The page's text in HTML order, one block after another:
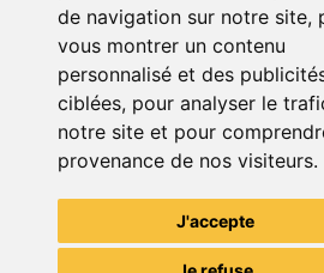
de navigation sur notre site,
vous montrer un contenu
personnalisé et des
ciblées, pour analyser le
notre site et pour
provenance de nos visiteurs.
J'accepte
8.00€ 0
Eaglemoss - Figurine Cheetah - DC Comics - Plomb
Voir tous les articles
Grenier du
Télécharge notre app pour une